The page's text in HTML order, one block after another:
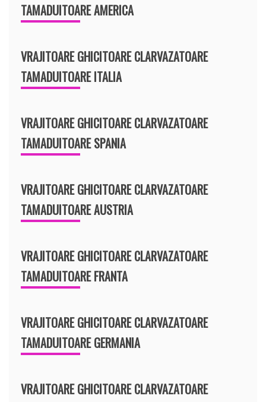
TAMADUITOARE AMERICA
VRAJITOARE GHICITOARE CLARVAZATOARE
TAMADUITOARE ITALIA
VRAJITOARE GHICITOARE CLARVAZATOARE
TAMADUITOARE SPANIA
VRAJITOARE GHICITOARE CLARVAZATOARE
TAMADUITOARE AUSTRIA
VRAJITOARE GHICITOARE CLARVAZATOARE
TAMADUITOARE FRANTA
VRAJITOARE GHICITOARE CLARVAZATOARE
TAMADUITOARE GERMANIA
VRAJITOARE GHICITOARE CLARVAZATOARE